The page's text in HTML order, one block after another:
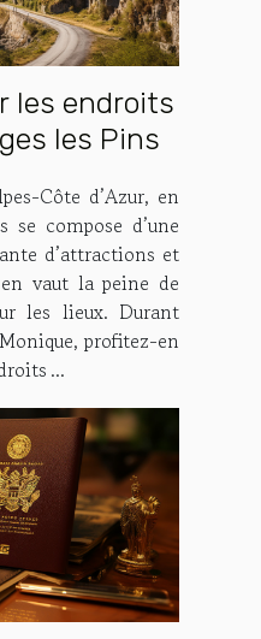
les endroits
les Pins
Côte d’Azur, en
se compose d’une
d’attractions et
en vaut la peine de
les lieux. Durant
profitez-en
...